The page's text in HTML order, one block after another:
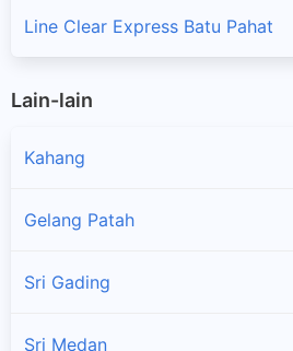
Line Clear Express Batu Pahat
Lain-lain
Kahang
Gelang Patah
Sri Gading
Sri Medan